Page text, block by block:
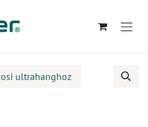
ultrahanghoz